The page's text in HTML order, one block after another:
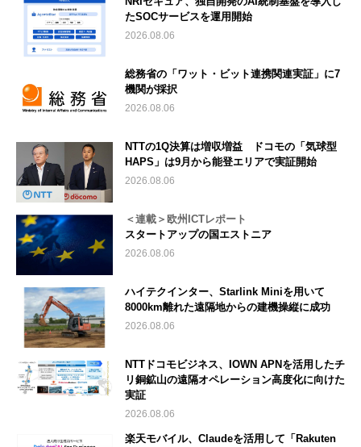
たSOCサービスを運用開始
2026.08.06
総務省の「ワット・ビット連携関連実証」に7
機関が採択
2026.08.06
NTTの1Q決算は増収増益 ドコモの「気球型
HAPS」は9月から能登エリアで実証開始
2026.08.06
＜連載＞欧州ICTレポート
スタートアップの国エストニア
2026.08.06
ハイテクインター、Starlink Miniを用いて
8000km離れた遠隔地からの建機操縦に成功
2026.08.06
NTTドコモビジネス、IOWN APNを活用したチ
リ銅鉱山の遠隔オペレーション高度化に向けた
実証
2026.08.06
楽天モバイル、Claudeを活用して「Rakuten